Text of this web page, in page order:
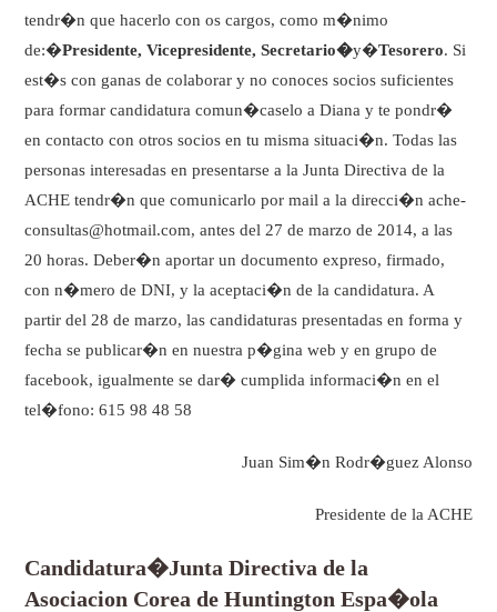
tendr�n que hacerlo con os cargos, como m�nimo
de:�Presidente, Vicepresidente, Secretario�y�Tesorero. Si
est�s con ganas de colaborar y no conoces socios suficientes
para formar candidatura comun�caselo a Diana y te pondr�
en contacto con otros socios en tu misma situaci�n. Todas las
personas interesadas en presentarse a la Junta Directiva de la
ACHE tendr�n que comunicarlo por mail a la direcci�n ache-
consultas@hotmail.com, antes del 27 de marzo de 2014, a las
20 horas. Deber�n aportar un documento expreso, firmado,
con n�mero de DNI, y la aceptaci�n de la candidatura. A
partir del 28 de marzo, las candidaturas presentadas en forma y
fecha se publicar�n en nuestra p�gina web y en grupo de
facebook, igualmente se dar� cumplida informaci�n en el
tel�fono: 615 98 48 58
Juan Sim�n Rodr�guez Alonso
Presidente de la ACHE
Candidatura�Junta Directiva de la
Asociacion Corea de Huntington Espa�ola